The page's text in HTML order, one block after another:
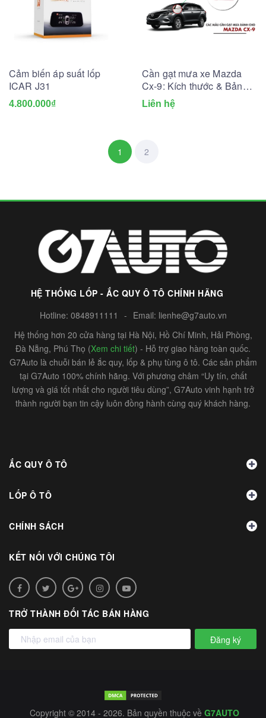
Cảm biến áp suất lốp
ICAR J31
4.800.000₫
Cần gạt mưa xe Mazda
Cx-9: Kích thước & Bảng
giá mới nhất
Liên hệ
1 2
HỆ THỐNG LỐP - ẮC QUY Ô TÔ CHÍNH HÃNG
Hotline: 0848911111 - Email: lienhe@g7auto.vn
Hệ thống hơn 20 cửa hàng tại Hà Nội, Hồ Chí Minh, Hải Phòng,
Đà Nẵng, Phú Thọ (Xem chi tiết) - Hỗ trợ giao hàng toàn quốc.
G7Auto là chuỗi bán lẻ ắc quy, lốp & phụ tùng ô tô. Các sản phẩm
tại G7Auto 100% chính hãng. Với phương châm “Uy tín, chất
lượng và giá tốt nhất cho người tiêu dùng”, G7Auto vinh hạnh trở
thành người bạn tin cậy luôn đồng hành cùng quý khách hàng.
ẮC QUY Ô TÔ
LỐP Ô TÔ
CHÍNH SÁCH
KẾT NỐI VỚI CHÚNG TÔI
TRỞ THÀNH ĐỐI TÁC BÁN HÀNG
Đăng ký
Copyright © 2014 - 2026. Bản quyền thuộc về G7AUTO